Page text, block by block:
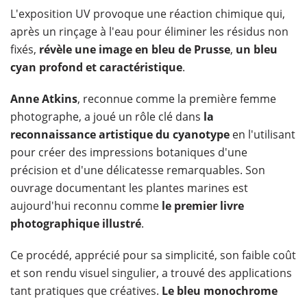
L'exposition UV provoque une réaction chimique qui,
après un rinçage à l'eau pour éliminer les résidus non
fixés, révèle une image en bleu de Prusse, un bleu
cyan profond et caractéristique.
Anne Atkins, reconnue comme la première femme
photographe, a joué un rôle clé dans la
reconnaissance artistique du cyanotype en l'utilisant
pour créer des impressions botaniques d'une
précision et d'une délicatesse remarquables. Son
ouvrage documentant les plantes marines est
aujourd'hui reconnu comme le premier livre
photographique illustré.
Ce procédé, apprécié pour sa simplicité, son faible coût
et son rendu visuel singulier, a trouvé des applications
tant pratiques que créatives. Le bleu monochrome